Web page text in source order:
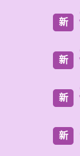
新
新
新
新